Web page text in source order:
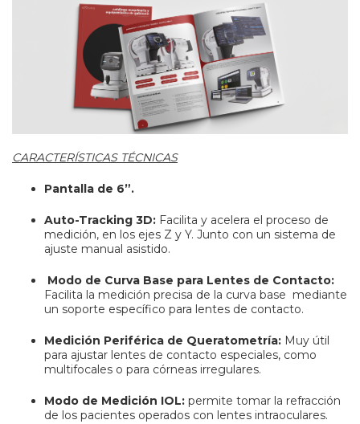
CARACTERÍSTICAS TÉCNICAS
Pantalla de 6”.
Auto-Tracking 3D: Facilita y acelera el proceso de
medición, en los ejes Z y Y. Junto con un sistema de
ajuste manual asistido.
Modo de Curva Base para Lentes de Contacto:
Facilita la medición precisa de la curva base mediante
un soporte específico para lentes de contacto.
Medición Periférica de Queratometría: Muy útil
para ajustar lentes de contacto especiales, como
multifocales o para córneas irregulares.
Modo de Medición IOL: permite tomar la refracción
de los pacientes operados con lentes intraoculares.